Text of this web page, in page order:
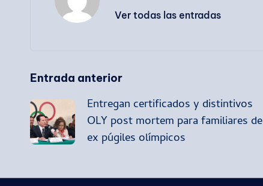
Ver todas las entradas
Navegación
de
entradas
Entrada anterior
Entregan certificados y distintivos
OLY post mortem para familiares de
ex púgiles olímpicos